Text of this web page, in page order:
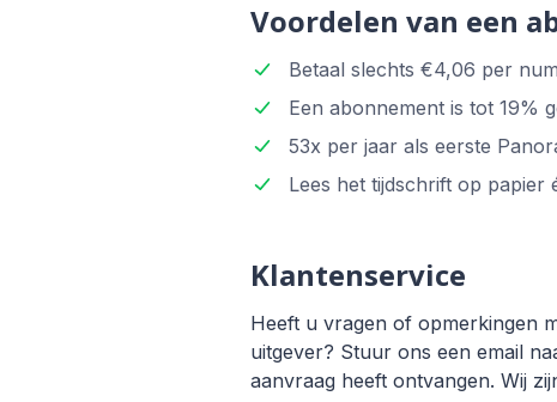
Voordelen van een
Betaal slechts €4,06 per
Een abonnement is tot 19%
53x per jaar als eerste
Lees het tijdschrift op papier
Klantenservice
Heeft u vragen of opmerkingen
uitgever? Stuur ons een email
aanvraag heeft ontvangen. Wij